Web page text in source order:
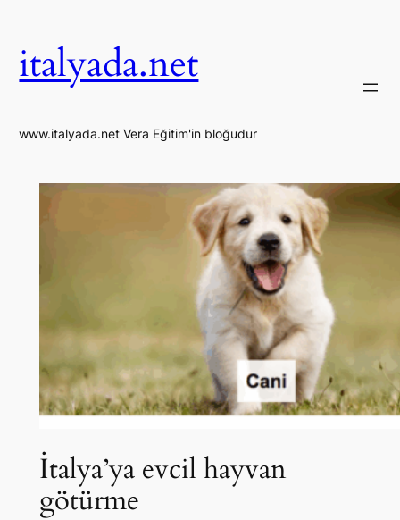
italyada.net
www.italyada.net Vera Eğitim'in bloğudur
İtalya’ya evcil hayvan
götürme